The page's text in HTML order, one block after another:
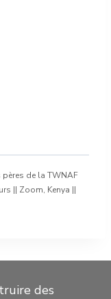
pères de la TWNAF
|| Zoom, Kenya ||
des